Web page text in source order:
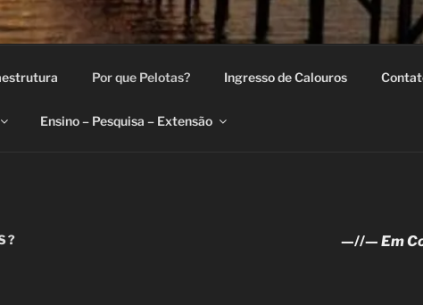
Por que Pelotas? Ingresso de Calouros
Ensino – Pesquisa – Extensão
—//— Em